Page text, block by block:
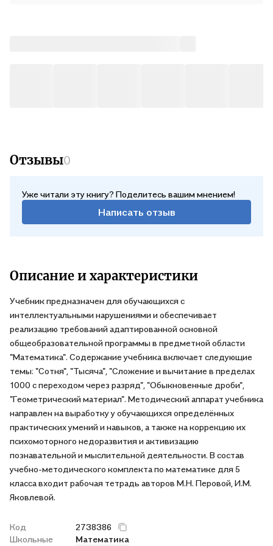
Отзывы0
Уже читали эту книгу? Поделитесь вашим мнением!
Написать отзыв
Описание и характеристики
Учебник предназначен для обучающихся с
интеллектуальными нарушениями и обеспечивает
реализацию требований адаптированной основной
общеобразовательной программы в предметной области
"Математика". Содержание учебника включает следующие
темы: "Сотня", "Тысяча", "Сложение и вычитание в пределах
1000 с переходом через разряд", "Обыкновенные дроби",
"Геометрический материал". Методический аппарат учебника
направлен на выработку у обучающихся определённых
практических умений и навыков, а также на коррекцию их
психомоторного недоразвития и активизацию
познавательной и мыслительной деятельности. В состав
учебно-методического комплекта по математике для 5
класса входит рабочая тетрадь авторов М.Н. Перовой, И.М.
Яковлевой.
Код
2738386
Школьные
Математика